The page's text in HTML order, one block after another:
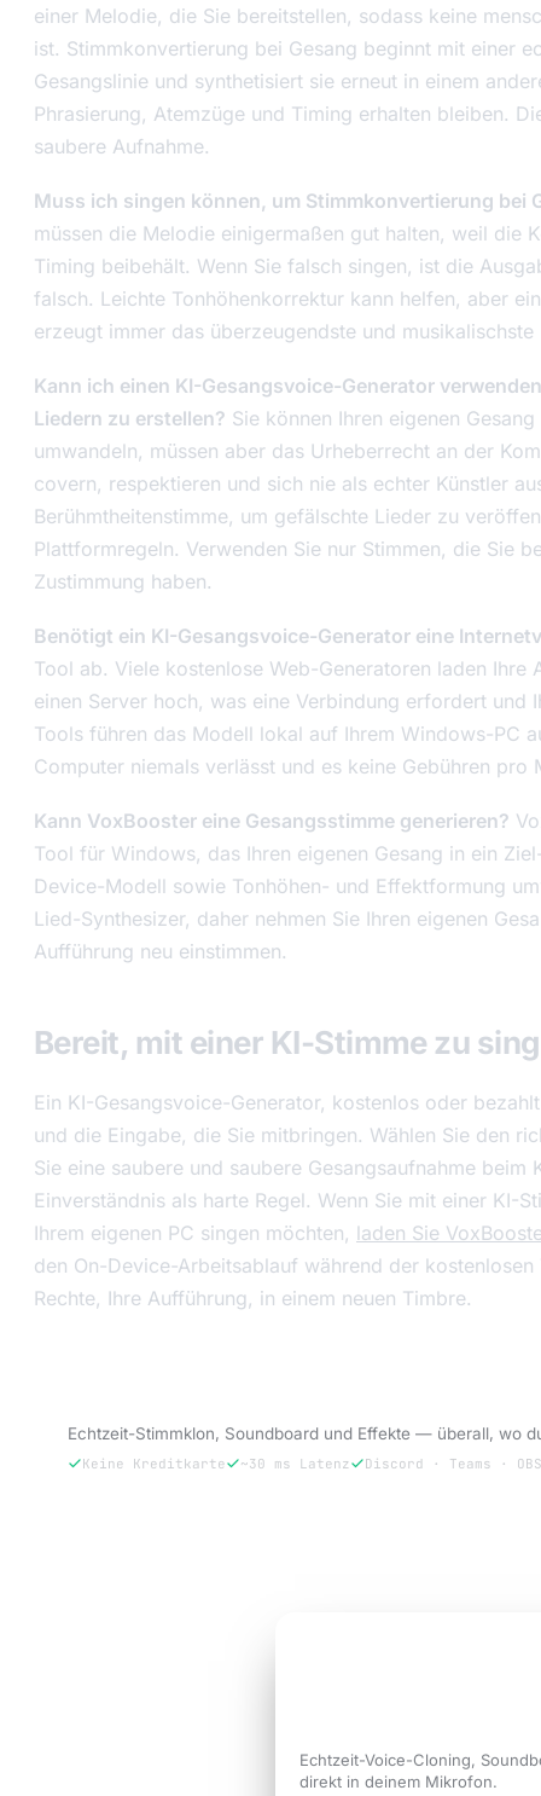
einer Melodie, die Sie bereitstellen, sodass keine
ist. Stimmkonvertierung bei Gesang beginnt mit einer
Gesangslinie und synthetisiert sie erneut in einem
Phrasierung, Atemzüge und Timing erhalten bleiben.
saubere Aufnahme.
Muss ich singen können, um Stimmkonvertierung bei
müssen die Melodie einigermaßen gut halten, weil die
Timing beibehält. Wenn Sie falsch singen, ist die
falsch. Leichte Tonhöhenkorrektur kann helfen, aber
erzeugt immer das überzeugendste und musikalischste
Kann ich einen KI-Gesangsvoice-Generator
Liedern zu erstellen? Sie können Ihren eigenen
umwandeln, müssen aber das Urheberrecht an der
covern, respektieren und sich nie als echter Künstler
Berühmtheitenstimme, um gefälschte Lieder zu
Plattformregeln. Verwenden Sie nur Stimmen, die Sie
Zustimmung haben.
Benötigt ein KI-Gesangsvoice-Generator eine
Tool ab. Viele kostenlose Web-Generatoren laden Ihre
einen Server hoch, was eine Verbindung erfordert und
Tools führen das Modell lokal auf Ihrem Windows-PC
Computer niemals verlässt und es keine Gebühren pro
Kann VoxBooster eine Gesangsstimme generieren?
Tool für Windows, das Ihren eigenen Gesang in ein
Device-Modell sowie Tonhöhen- und Effektformung
Lied-Synthesizer, daher nehmen Sie Ihren eigenen
Aufführung neu einstimmen.
Bereit, mit einer KI-Stimme zu
Ein KI-Gesangsvoice-Generator, kostenlos oder
und die Eingabe, die Sie mitbringen. Wählen Sie den
Sie eine saubere und saubere Gesangsaufnahme beim
Einverständnis als harte Regel. Wenn Sie mit einer KI-
Ihrem eigenen PC singen möchten, laden Sie
den On-Device-Arbeitsablauf während der kostenlosen
Rechte, Ihre Aufführung, in einem neuen Timbre.
Echtzeit-Stimmklon, Soundboard und Effekte — überall, wo
Keine Kreditkarte ~30 ms Latenz Discord · Teams · OBS
Echtzeit-Voice-Cloning,
direkt in deinem Mikrofon.